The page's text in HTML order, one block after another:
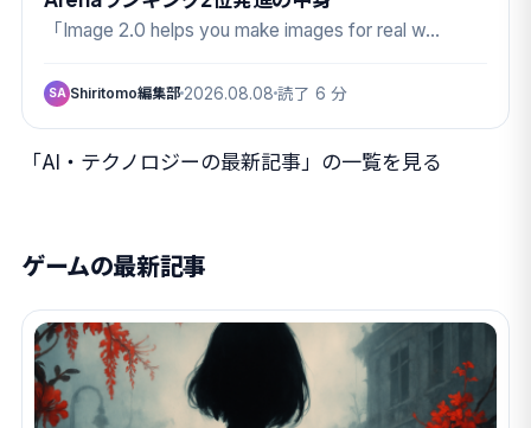
「Image 2.0 helps you make images for real w…
SA Shiritomo編集部 2026.08.08 読了 6 分
「AI・テクノロジーの最新記事」の一覧を見る
ゲームの最新記事